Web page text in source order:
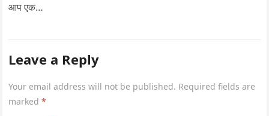
आप एक…
Leave a Reply
Your email address will not be published. Required fields are
marked*